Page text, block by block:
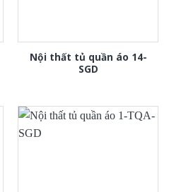
Nội thất tủ quần áo 14-
SGD